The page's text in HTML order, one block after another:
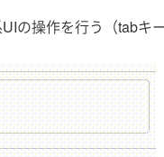
の操作を行う（tabキ